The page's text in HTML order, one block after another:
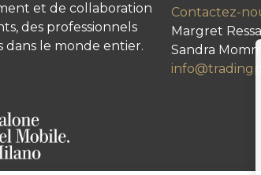
et de collaboration
des professionnels
le monde entier.
Contactez-
Margret
Sandra